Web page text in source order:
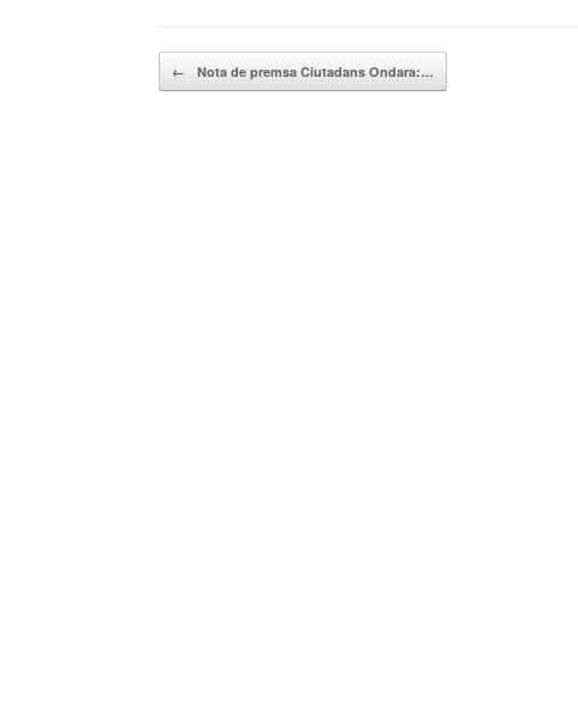
Navegador de artículos
← Nota de premsa Ciutadans Ondara:…